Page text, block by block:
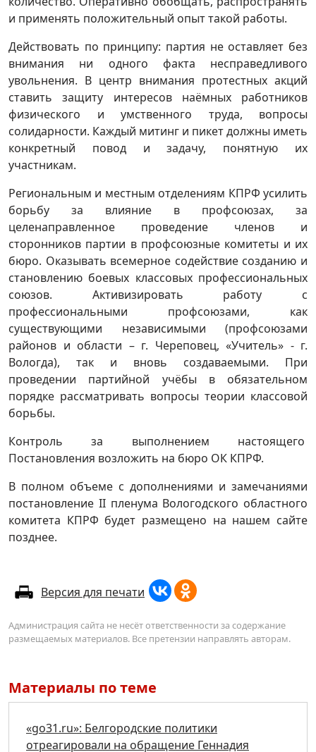
и применять положительный опыт такой работы.
Действовать по принципу: партия не оставляет без
внимания ни одного факта несправедливого
увольнения. В центр внимания протестных акций
ставить защиту интересов наёмных работников
физического и умственного труда, вопросы
солидарности. Каждый митинг и пикет должны иметь
конкретный повод и задачу, понятную их
участникам.
Региональным и местным отделениям КПРФ усилить
борьбу за влияние в профсоюзах, за
целенаправленное проведение членов и
сторонников партии в профсоюзные комитеты и их
бюро. Оказывать всемерное содействие созданию и
становлению боевых классовых профессиональных
союзов. Активизировать работу с
профессиональными профсоюзами, как
существующими независимыми (профсоюзами
районов и области – г. Череповец, «Учитель» - г.
Вологда), так и вновь создаваемыми. При
проведении партийной учёбы в обязательном
порядке рассматривать вопросы теории классовой
борьбы.
Контроль за выполнением настоящего
Постановления возложить на бюро ОК КПРФ.
В полном объеме с дополнениями и замечаниями
постановление II пленума Вологодского областного
комитета КПРФ будет размещено на нашем сайте
позднее.
Версия для печати
Администрация сайта не несёт ответственности за содержание
размещаемых материалов. Все претензии направлять авторам.
Материалы по теме
«go31.ru»: Белгородские политики
отреагировали на обращение Геннадия